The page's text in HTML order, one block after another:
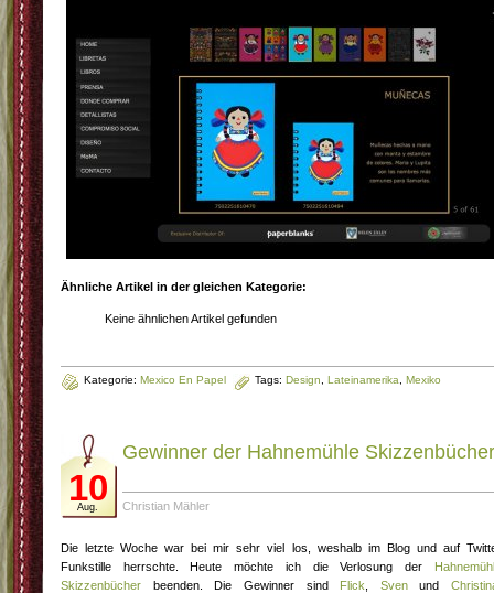
Ähnliche Artikel in der gleichen Kategorie:
Keine ähnlichen Artikel gefunden
Kategorie: Mexico En Papel Tags: Design Lateinamerika Mexiko
10
Aug.
Gewinner der Hahnemühle Skizzenbücher
Christian Mähler
Die letzte Woche war bei mir sehr viel los, weshalb im Blog und auf
Funkstille herrschte. Heute möchte ich die Verlosung der
Skizzenbücher beenden. Die Gewinner sind Flick Sven und